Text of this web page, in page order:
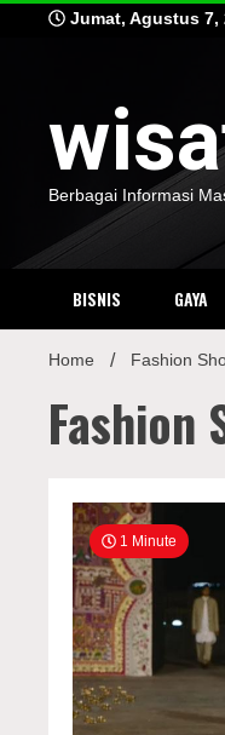
Jumat, Agustus 7,
Berbagai Informasi
BISNIS GAYA
Home Fashion
Fashion
1 Minute